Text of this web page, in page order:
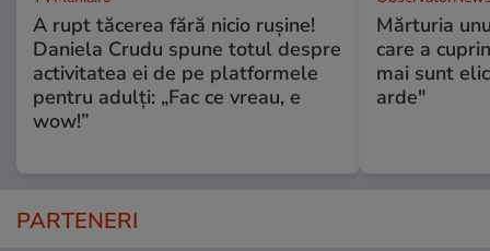
A rupt tăcerea fără nicio rușine!
Daniela Crudu spune totul despre
activitatea ei de pe platformele
pentru adulți: „Fac ce vreau, e
wow!”
Mărturia
care a
mai sunt
arde"
PARTENERI